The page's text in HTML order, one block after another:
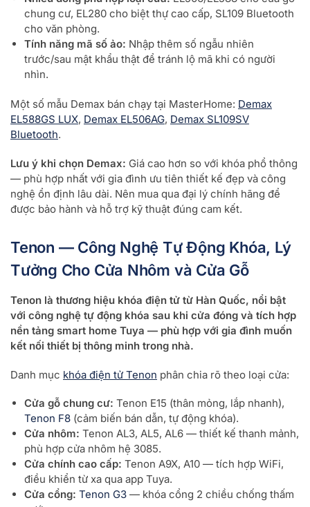
chung cư, EL280 cho biệt thự cao cấp, SL109 Bluetooth
cho văn phòng.
Tính năng mã số ảo: Nhập thêm số ngẫu nhiên
trước/sau mật khẩu thật để tránh lộ mã khi có người
nhìn.
Một số mẫu Demax bán chạy tại MasterHome: Demax
EL588GS LUX, Demax EL506AG, Demax SL109SV
Bluetooth.
Lưu ý khi chọn Demax: Giá cao hơn so với khóa phổ thông
— phù hợp nhất với gia đình ưu tiên thiết kế đẹp và công
nghệ ổn định lâu dài. Nên mua qua đại lý chính hãng để
được bảo hành và hỗ trợ kỹ thuật đúng cam kết.
Tenon — Công Nghệ Tự Động Khóa, Lý
Tưởng Cho Cửa Nhôm và Cửa Gỗ
Tenon là thương hiệu khóa điện tử từ Hàn Quốc, nổi bật
với công nghệ tự động khóa sau khi cửa đóng và tích hợp
nền tảng smart home Tuya — phù hợp với gia đình muốn
kết nối thiết bị thông minh trong nhà.
Danh mục khóa điện tử Tenon phân chia rõ theo loại cửa:
Cửa gỗ chung cư: Tenon E15 (thân mỏng, lắp nhanh),
Tenon F8 (cảm biến bán dẫn, tự động khóa).
Cửa nhôm: Tenon AL3, AL5, AL6 — thiết kế thanh mảnh,
phù hợp cửa nhôm hệ 3085.
Cửa chính cao cấp: Tenon A9X, A10 — tích hợp WiFi,
điều khiển từ xa qua app Tuya.
Cửa cổng: Tenon G3 — khóa cổng 2 chiều chống thấm